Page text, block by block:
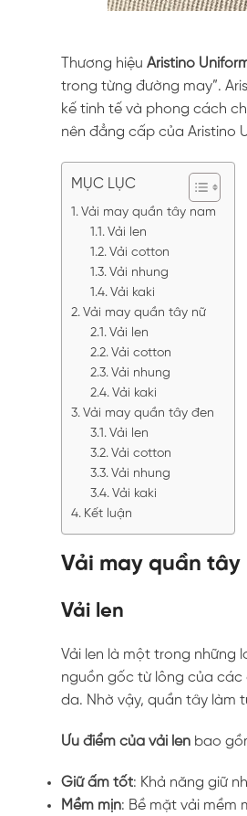
Thương hiệuAristino
trong từng đường may”.
kế tinh tế và phong cách
nên đẳng cấp của Aristino
MỤC LỤC
Vải may quần tây nam
Vải len
Vải cotton
Vải nhung
Vải kaki
Vải may quần tây nữ
Vải len
Vải cotton
Vải nhung
Vải kaki
Vải may quần tây đen
Vải len
Vải cotton
Vải nhung
Vải kaki
Kết luận
Vải may quần tây
Vải len
Vải len là một trong những
nguồn gốc từ lông của các
da. Nhờ vậy, quần tây làm
Ưu điểm của vải len bao
Giữ ấm tốt: Khả năng giữ
Mềm mịn: Bề mặt vải mềm